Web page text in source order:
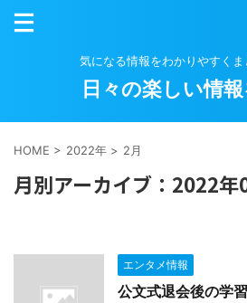
気になる情報をわかりやすくま
日々の楽しい情報
HOME > 2022年 > 2月
月別アーカイブ：2022年
エンタメ情報
公文式退会後の学